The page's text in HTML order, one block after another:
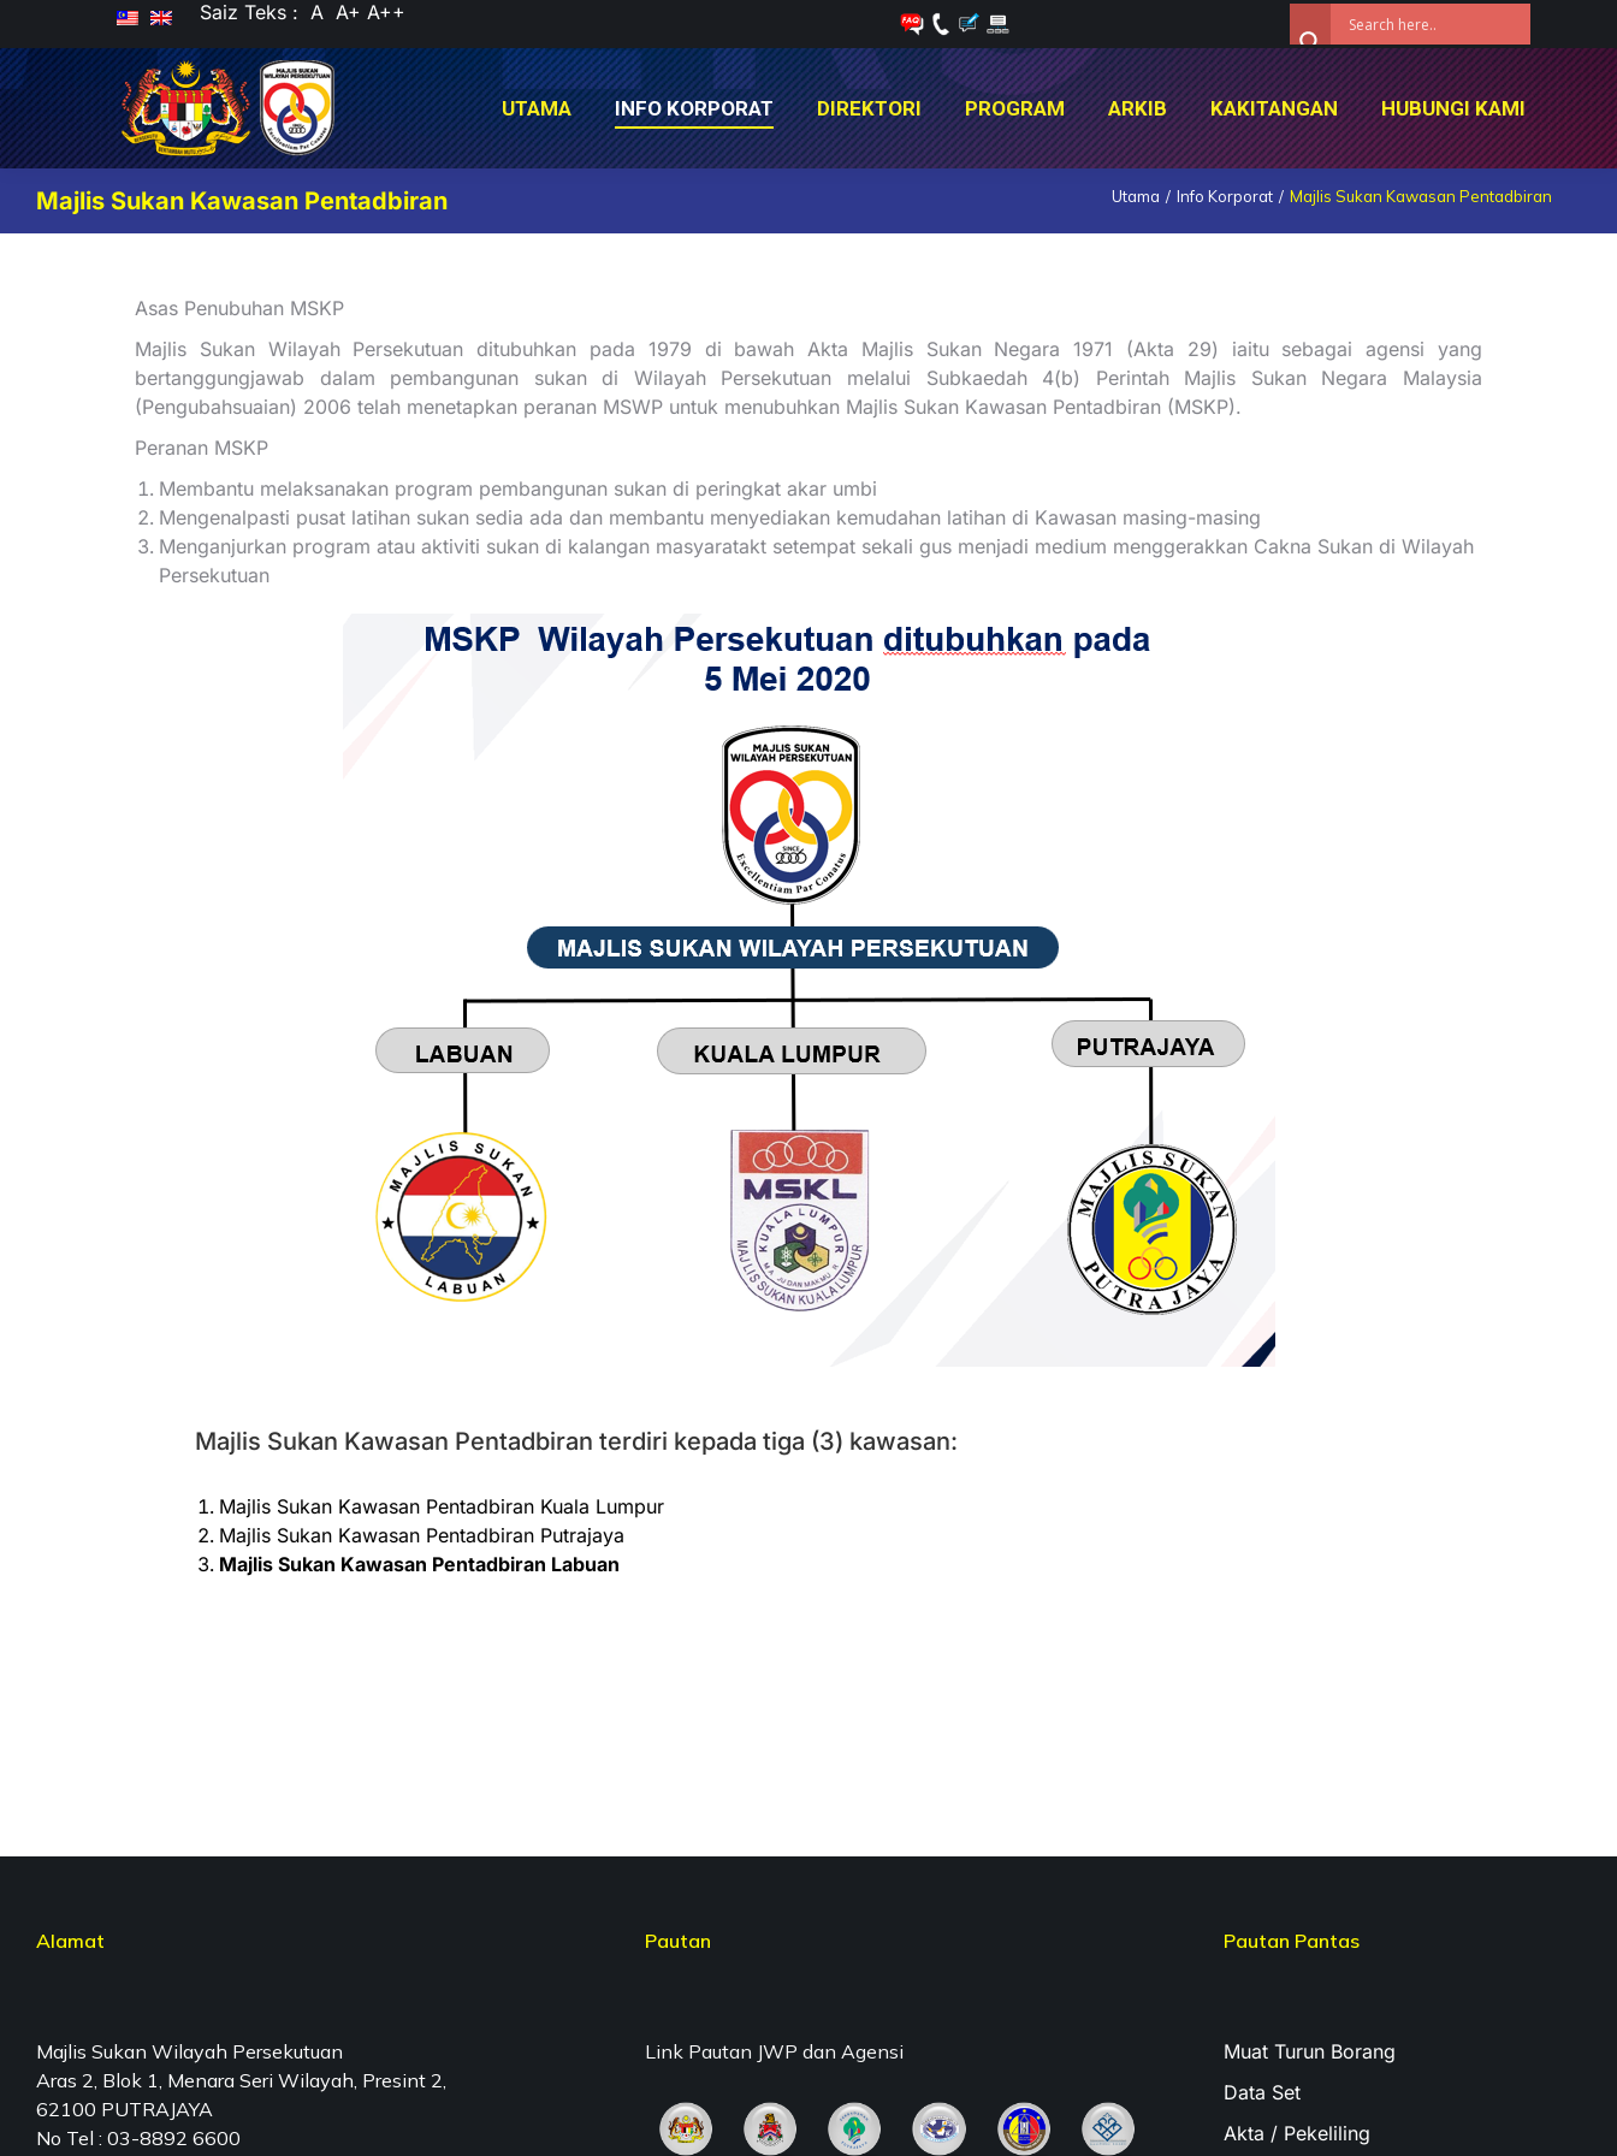
Saiz Teks : A A+ A++
UTAMA INFO KORPORAT DIREKTORI PROGRAM ARKIB KAKITANGAN HUBUNGI KAMI
Majlis Sukan Kawasan Pentadbiran Utama Info Korporat Majlis Sukan Kawasan Pentadbiran
Asas Penubuhan MSKP
Majlis Sukan Wilayah Persekutuan ditubuhkan pada 1979 di bawah Akta Majlis Sukan Negara 1971 (Akta 29) iaitu sebagai agensi yang
bertanggungjawab dalam pembangunan sukan di Wilayah Persekutuan melalui Subkaedah 4(b) Perintah Majlis Sukan Negara Malaysia
(Pengubahsuaian) 2006 telah menetapkan peranan MSWP untuk menubuhkan Majlis Sukan Kawasan Pentadbiran (MSKP).
Peranan MSKP
Membantu melaksanakan program pembangunan sukan di peringkat akar umbi
Mengenalpasti pusat latihan sukan sedia ada dan membantu menyediakan kemudahan latihan di Kawasan masing-masing
Menganjurkan program atau aktiviti sukan di kalangan masyaratakt setempat sekali gus menjadi medium menggerakkan Cakna Sukan di Wilayah
Persekutuan
Majlis Sukan Kawasan Pentadbiran terdiri kepada tiga (3) kawasan:
Majlis Sukan Kawasan Pentadbiran Kuala Lumpur
Majlis Sukan Kawasan Pentadbiran Putrajaya
Majlis Sukan Kawasan Pentadbiran Labuan
Alamat
Majlis Sukan Wilayah Persekutuan
Aras 2, Blok 1, Menara Seri Wilayah, Presint 2,
62100 PUTRAJAYA
No Tel : 03-8892 6600
Pautan
Link Pautan JWP dan Agensi
Pautan Pantas
Muat Turun Borang
Data Set
Akta / Pekeliling
UTAMA INFO KORPORAT DIREKTORI PROGRAM ARKIB KAKITANGAN HUBUNGI KAMI